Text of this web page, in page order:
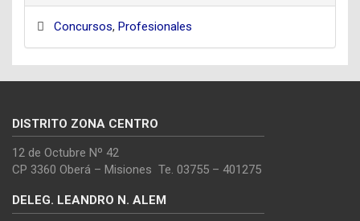
Concursos, Profesionales
DISTRITO ZONA CENTRO
12 de Octubre Nº 42
CP 3360 Oberá – Misiones Te. 03755 – 401275
DELEG. LEANDRO N. ALEM